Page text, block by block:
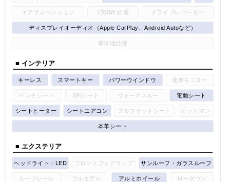
エアサスペンション 1500W 給電 ドライブレコーダー
ディスプレイオーディオ（Apple CarPlay、Android Autoなど）
寒冷地仕様
■ インテリア
キーレス スマートキー パワーウインドウ 後席モニター
ベンチシート 3列シート ウォークスルー 電動シート
シートヒーター シートエアコン フルフラットシート オットマン
本革シート
■ エクステリア
ヘッドライト：LED フロントフォグランプ サンルーフ・ガラスルーフ
ルーフレール フルエアロ アルミホイール ローダウン